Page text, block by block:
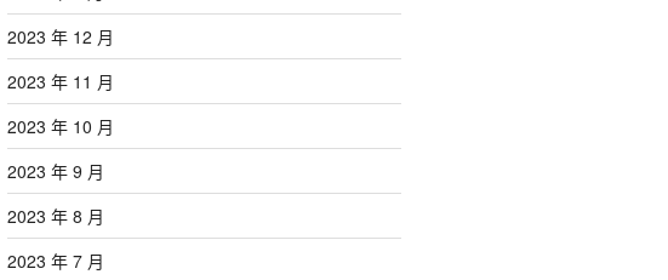
2023 年 12 月
2023 年 11 月
2023 年 10 月
2023 年 9 月
2023 年 8 月
2023 年 7 月